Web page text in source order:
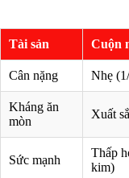
Tài sản Cuộn
Cân nặng Nhẹ
Kháng ăn
mòn
Xuất
Sức mạnh
Thấp
kim)